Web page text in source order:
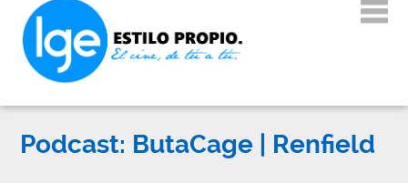
Podcast: ButaCage | Renfield